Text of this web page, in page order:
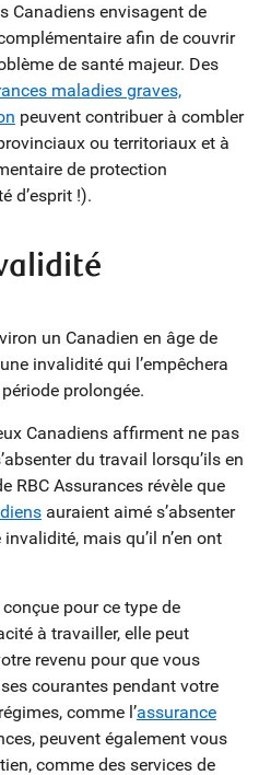
Canadiens envisagent de
afin de couvrir
de santé majeur. Des
maladies graves,
peuvent contribuer à combler
ou territoriaux et à
de protection
d’esprit !).
un Canadien en âge de
invalidité qui l’empêchera
prolongée.
Canadiens affirment ne pas
du travail lorsqu’ils en
RBC Assurances révèle que
auraient aimé s’absenter
mais qu’il n’en ont
pour ce type de
à travailler, elle peut
revenu pour que vous
courantes pendant votre
comme l’assurance
peuvent également vous
comme des services de